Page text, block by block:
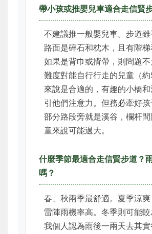
帶小孩或推嬰兒車適合走信賢
不建議推一般嬰兒車。步道
路面是碎石和枕木，且有階梯
如果是背巾或揹帶，則問題
難度對能自行行走的兒童（約
來說是合適的，有趣的小橋
引他們注意力。但務必牽好
部分路段旁就是溪谷，欄杆
童來說可能過大。
什麼季節最適合走信賢步道？
嗎？
春、秋兩季最舒適。夏季涼
雷陣雨機率高。冬季則可能較
我個人認為雨後一兩天去其